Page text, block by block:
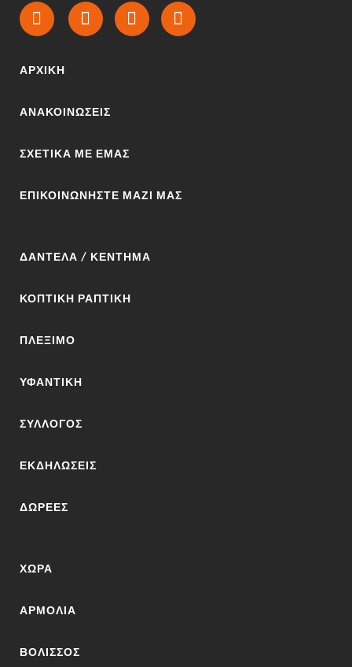
ΑΡΧΙΚΉ
ΑΝΑΚΟΙΝΩΣΕΙΣ
ΣΧΕΤΙΚΆ ΜΕ ΕΜΆΣ
ΕΠΙΚΟΙΝΩΝΉΣΤΕ ΜΑΖΊ ΜΑΣ
ΔΑΝΤΈΛΑ / ΚΈΝΤΗΜΑ
ΚΟΠΤΙΚΉ ΡΑΠΤΙΚΉ
ΠΛΈΞΙΜΟ
ΥΦΑΝΤΙΚΉ
ΣΎΛΛΟΓΟΣ
ΕΚΔΗΛΏΣΕΙΣ
ΔΩΡΕΈΣ
ΧΏΡΑ
ΑΡΜΌΛΙΑ
ΒΟΛΙΣΣΌΣ